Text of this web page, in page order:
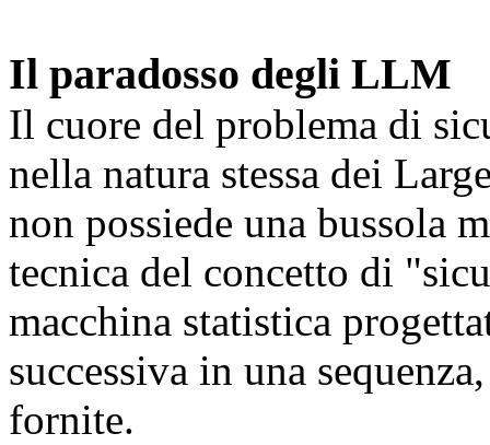
Il paradosso degli LLM
Il cuore del problema di
nella natura stessa dei
non possiede una bussola
tecnica del concetto di
macchina statistica
successiva in una
fornite.